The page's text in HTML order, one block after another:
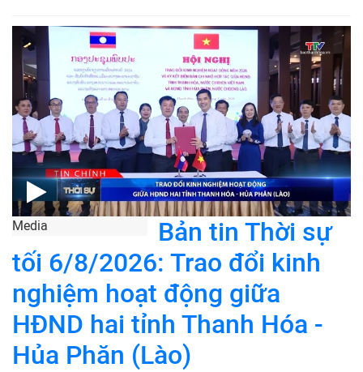
Media
Bản tin Thời sự
tối 6/8/2026: Trao đổi kinh
nghiệm hoạt động giữa
HĐND hai tỉnh Thanh Hóa -
Hủa Phăn (Lào)